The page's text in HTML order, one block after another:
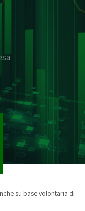
su base volontaria di